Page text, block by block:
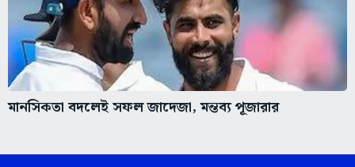
মানসিকতা বদলেই সফল জাদেজা, মন্তব্য পূজারার